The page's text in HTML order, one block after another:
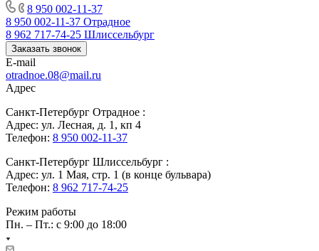
8 950 002-11-37
8 950 002-11-37 Отрадное
8 962 717-74-25 Шлиссельбург
Заказать звонок
E-mail
otradnoe.08@mail.ru
Адрес
Санкт-Петербург Отрадное :
Адрес: ул. Лесная, д. 1, кп 4
Телефон: 8 950 002-11-37
Санкт-Петербург Шлиссельбург :
Адрес: ул. 1 Мая, стр. 1 (в конце бульвара)
Телефон: 8 962 717-74-25
Режим работы
Пн. – Пт.: с 9:00 до 18:00